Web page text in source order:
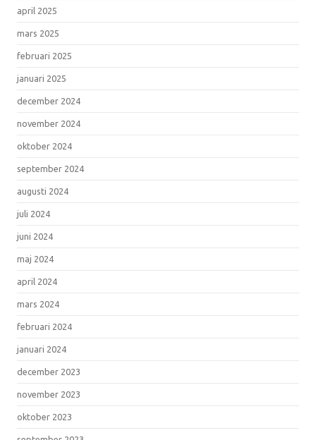
april 2025
mars 2025
februari 2025
januari 2025
december 2024
november 2024
oktober 2024
september 2024
augusti 2024
juli 2024
juni 2024
maj 2024
april 2024
mars 2024
februari 2024
januari 2024
december 2023
november 2023
oktober 2023